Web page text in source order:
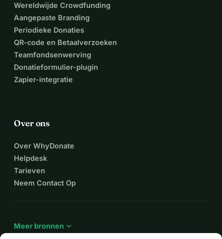
Wereldwijde Crowdfunding
Aangepaste Branding
Periodieke Donaties
QR-code en Betaalverzoeken
Teamfondsenwerving
Donatieformulier-plugin
Zapier-integratie
Over ons
Over WhyDonate
Helpdesk
Tarieven
Neem Contact Op
Meer bronnen expand_more